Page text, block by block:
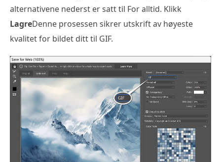
alternativene nederst er satt til For alltid. Klikk
LagreDenne prosessen sikrer utskrift av høyeste
kvalitet for bildet ditt til GIF.